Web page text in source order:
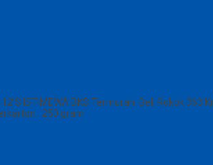
ISTIMEWA BKS Termurah. Beli Rokok
: 250 gram